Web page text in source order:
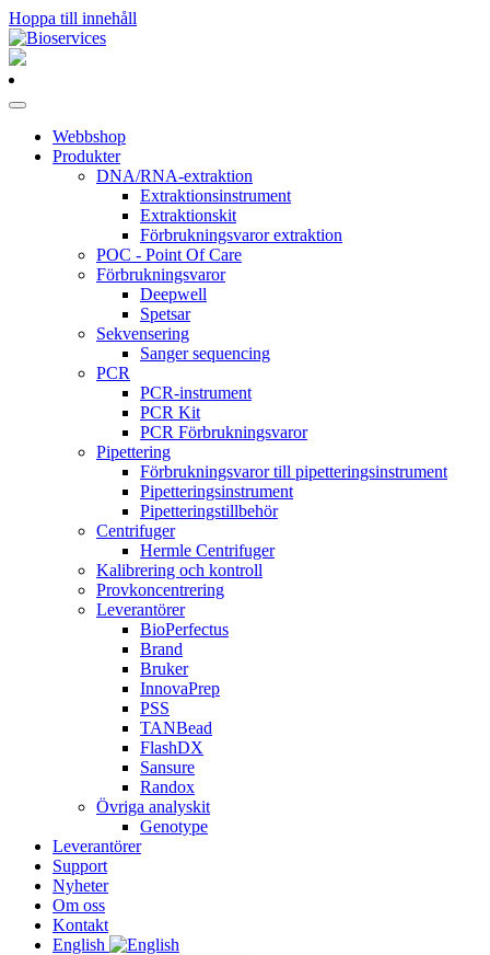
Hoppa till innehåll
Huvudnavigering
Webbshop
Produkter
DNA/RNA-extraktion
Extraktionsinstrument
Extraktionskit
Förbrukningsvaror extraktion
POC - Point Of Care
Förbrukningsvaror
Deepwell
Spetsar
Sekvensering
Sanger sequencing
PCR
PCR-instrument
PCR Kit
PCR Förbrukningsvaror
Pipettering
Förbrukningsvaror till pipetteringsinstrument
Pipetteringsinstrument
Pipetteringstillbehör
Centrifuger
Hermle Centrifuger
Kalibrering och kontroll
Provkoncentrering
Leverantörer
BioPerfectus
Brand
Bruker
InnovaPrep
PSS
TANBead
FlashDX
Sansure
Randox
Övriga analyskit
Genotype
Leverantörer
Support
Nyheter
Om oss
Kontakt
English